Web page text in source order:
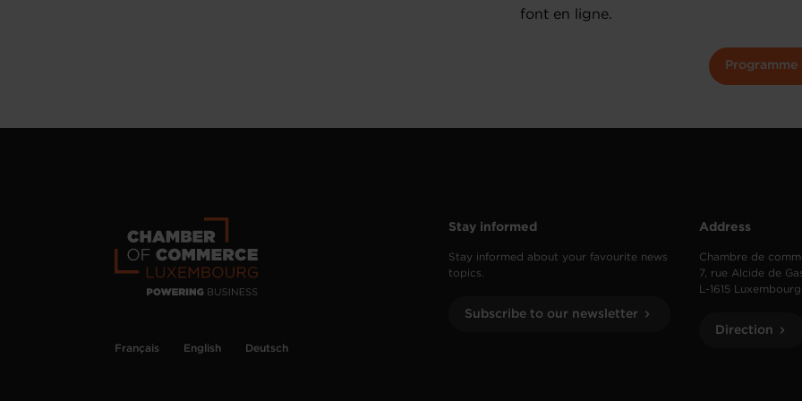
font en ligne.
Français English Deutsch
Stay informed
Stay informed about your favourite news
topics.
Subscribe to our newsletter
Address
Chambre de
7, rue Alcide de
L-1615
Direction